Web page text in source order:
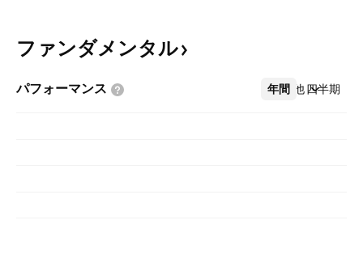
ファンダメンタル
パフォーマンス 年間 四半期
その他